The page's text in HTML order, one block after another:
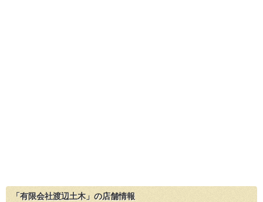
「有限会社渡辺土木」の店舗情報